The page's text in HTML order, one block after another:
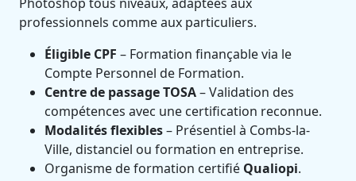
professionnels comme aux particuliers.
Éligible CPF – Formation finançable via le
Compte Personnel de Formation.
Centre de passage TOSA– Validation des
compétences avec une certification reconnue.
Modalités flexibles– Présentiel à Combs-la-
Ville, distanciel ou formation en entreprise.
Organisme de formation certifié Qualiopi.